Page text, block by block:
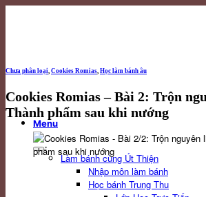
Menu
Làm bánh cùng Út Thiện
Nhập môn làm bánh
Học bánh Trung Thu
Chưa phân loại, Cookies Romias, Học làm bánh âu
Cookies Romias – Bài 2: Trộn
Thành phẩm sau khi nướng